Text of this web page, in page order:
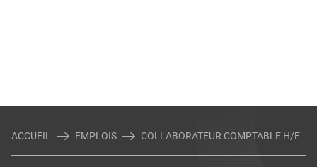
ACCUEIL EMPLOIS COLLABORATEUR COMPTABLE H/F